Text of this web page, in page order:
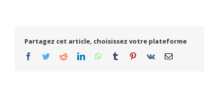
Partagez cet article, choisissez votre plateforme
Facebook
TwitterRedditLinkedInWhatsApp
Tumblr Pinterest
Vk Email